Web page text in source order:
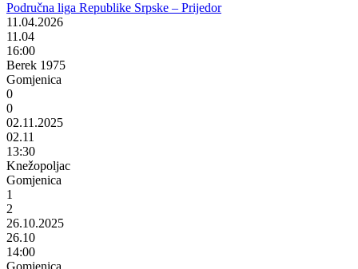
Područna liga Republike Srpske – Prijedor
11.04.2026
11.04
16:00
Berek 1975
Gomjenica
0
0
02.11.2025
02.11
13:30
Knežopoljac
Gomjenica
1
2
26.10.2025
26.10
14:00
Gomjenica